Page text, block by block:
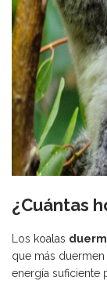
¿Cuántas
Los koalas
que más
energía suficiente